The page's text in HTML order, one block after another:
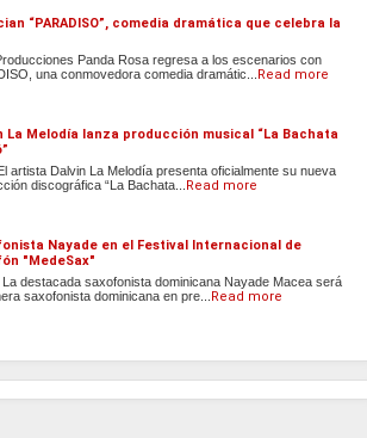
“PARADISO”, comedia dramática que celebra la
Panda Rosa regresa a los escenarios con
una conmovedora comedia dramátic...
Read more
La Melodía lanza producción musical “La Bachata
artista Dalvin La Melodía presenta oficialmente su nueva
discográfica “La Bachata...
Read more
Nayade en el Festival Internacional de
"MedeSax"
destacada saxofonista dominicana Nayade Macea será
saxofonista dominicana en pre...
Read more